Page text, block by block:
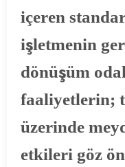
içeren
işletmenin
dönüşüm
faaliyetlerin;
üzerinde
etkileri göz